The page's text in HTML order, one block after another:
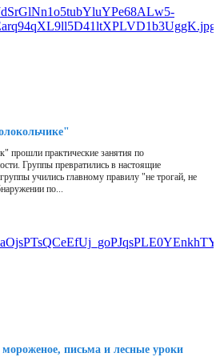
прошли практические занятия по
Группы превратились в настоящие
учились главному правилу "не трогай, не
по...
письма и лесные уроки